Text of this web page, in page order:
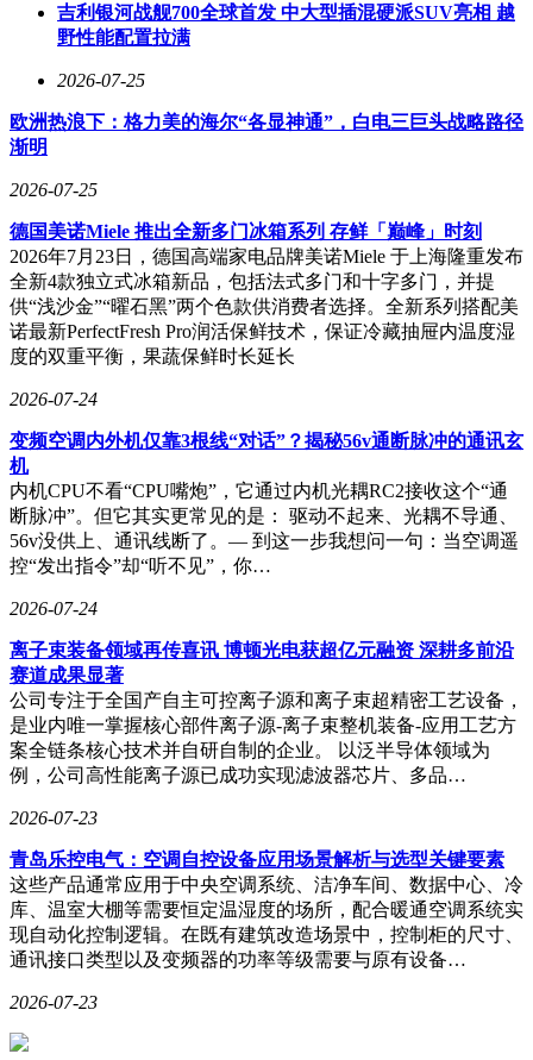
吉利银河战舰700全球首发 中大型插混硬派SUV亮相 越
野性能配置拉满
2026-07-25
欧洲热浪下：格力美的海尔“各显神通”，白电三巨头战略路径
渐明
2026-07-25
德国美诺Miele 推出全新多门冰箱系列 存鲜「巅峰」时刻
2026年7月23日，德国高端家电品牌美诺Miele 于上海隆重发布
全新4款独立式冰箱新品，包括法式多门和十字多门，并提
供“浅沙金”“曜石黑”两个色款供消费者选择。全新系列搭配美
诺最新PerfectFresh Pro润活保鲜技术，保证冷藏抽屉内温度湿
度的双重平衡，果蔬保鲜时长延长
2026-07-24
变频空调内外机仅靠3根线“对话”？揭秘56v通断脉冲的通讯玄
机
内机CPU不看“CPU嘴炮”，它通过内机光耦RC2接收这个“通
断脉冲”。但它其实更常见的是： 驱动不起来、光耦不导通、
56v没供上、通讯线断了。— 到这一步我想问一句：当空调遥
控“发出指令”却“听不见”，你…
2026-07-24
离子束装备领域再传喜讯 博顿光电获超亿元融资 深耕多前沿
赛道成果显著
公司专注于全国产自主可控离子源和离子束超精密工艺设备，
是业内唯一掌握核心部件离子源-离子束整机装备-应用工艺方
案全链条核心技术并自研自制的企业。 以泛半导体领域为
例，公司高性能离子源已成功实现滤波器芯片、多品…
2026-07-23
青岛乐控电气：空调自控设备应用场景解析与选型关键要素
这些产品通常应用于中央空调系统、洁净车间、数据中心、冷
库、温室大棚等需要恒定温湿度的场所，配合暖通空调系统实
现自动化控制逻辑。在既有建筑改造场景中，控制柜的尺寸、
通讯接口类型以及变频器的功率等级需要与原有设备…
2026-07-23